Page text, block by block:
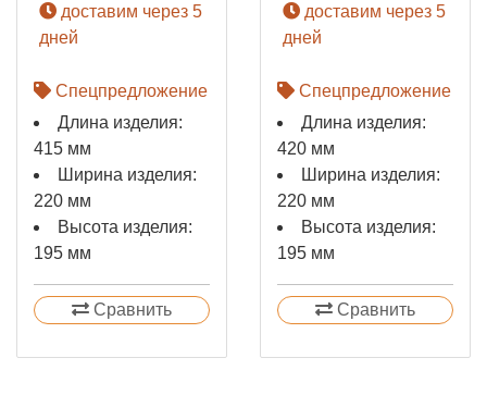
доставим через 5
дней
Спецпредложение
Длина изделия:
415 мм
Ширина изделия:
220 мм
Высота изделия:
195 мм
Сравнить
доставим через 5
дней
Спецпредложение
Длина изделия:
420 мм
Ширина изделия:
220 мм
Высота изделия:
195 мм
Сравнить